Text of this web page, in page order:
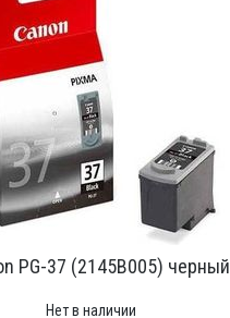
PG-37 (2145B005) черный
Нет в наличии